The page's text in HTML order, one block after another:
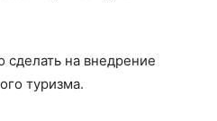
сделать на внедрение
туризма.